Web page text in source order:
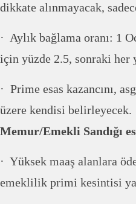
dikkate alınmayacak,
· Aylık bağlama oranı: 1
için yüzde 2.5, sonraki her
· Prime esas kazancını,
üzere kendisi belirleyecek.
Memur/Emekli Sandığı
· Yüksek maaş alanlara
emeklilik primi kesintisi